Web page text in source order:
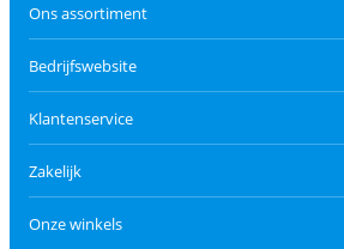
Ons assortiment
Bedrijfswebsite
Klantenservice
Zakelijk
Onze winkels